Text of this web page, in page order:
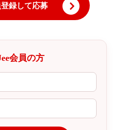
録して応募
会員の方